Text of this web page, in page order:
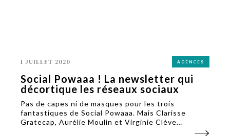
1 JUILLET 2020 AGENCES
Social Powaaa ! La newsletter qui
décortique les réseaux sociaux
Pas de capes ni de masques pour les trois
fantastiques de Social Powaaa. Mais Clarisse
Gratecap, Aurélie Moulin et Virginie Clève
relèvent le gant pour partager leur veille sur les